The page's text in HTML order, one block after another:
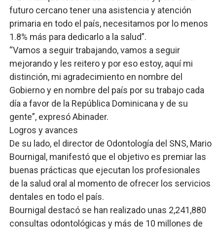
futuro cercano tener una asistencia y atención
primaria en todo el país, necesitamos por lo menos
1.8% más para dedicarlo a la salud”.
“Vamos a seguir trabajando, vamos a seguir
mejorando y les reitero y por eso estoy, aquí mi
distinción, mi agradecimiento en nombre del
Gobierno y en nombre del país por su trabajo cada
día a favor de la República Dominicana y de su
gente”, expresó Abinader.
Logros y avances
De su lado, el director de Odontología del SNS, Mario
Bournigal, manifestó que el objetivo es premiar las
buenas prácticas que ejecutan los profesionales
de la salud oral al momento de ofrecer los servicios
dentales en todo el país.
Bournigal destacó se han realizado unas 2,241,880
consultas odontológicas y más de 10 millones de